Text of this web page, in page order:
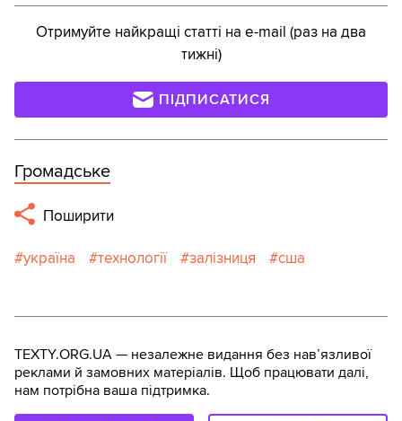
Отримуйте найкращі статті на e-mail (раз на два
тижні)
ПІДПИСАТИСЯ
Громадське
Поширити
україна технології залізниця сша
TEXTY.ORG.UA — незалежне видання без навʼязливої
реклами й замовних матеріалів. Щоб працювати далі,
нам потрібна ваша підтримка.